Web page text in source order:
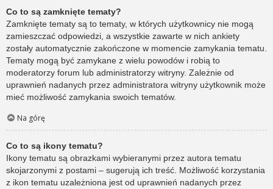
Co to są zamknięte tematy?
Zamknięte tematy są to tematy, w których użytkownicy nie mogą
zamieszczać odpowiedzi, a wszystkie zawarte w nich ankiety
zostały automatycznie zakończone w momencie zamykania tematu.
Tematy mogą być zamykane z wielu powodów i robią to
moderatorzy forum lub administratorzy witryny. Zależnie od
uprawnień nadanych przez administratora witryny użytkownik może
mieć możliwość zamykania swoich tematów.
Na górę
Co to są ikony tematu?
Ikony tematu są obrazkami wybieranymi przez autora tematu
skojarzonymi z postami – sugerują ich treść. Możliwość korzystania
z ikon tematu uzależniona jest od uprawnień nadanych przez